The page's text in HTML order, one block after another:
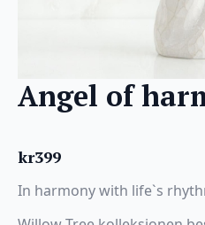
Angel of
kr399
In harmony with life`s